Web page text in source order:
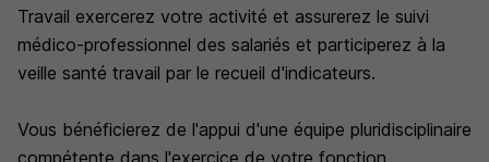
Travail exercerez votre activité et assurerez le suivi
médico-professionnel des salariés et participerez à la
veille santé travail par le recueil d'indicateurs.
Vous bénéficierez de l'appui d'une équipe pluridisciplinaire
compétente dans l'exercice de votre fonction